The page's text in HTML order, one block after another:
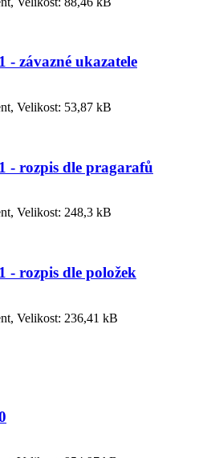
- závazné ukazatele
Velikost: 53,87 kB
- rozpis dle pragarafů
Velikost: 248,3 kB
- rozpis dle položek
Velikost: 236,41 kB